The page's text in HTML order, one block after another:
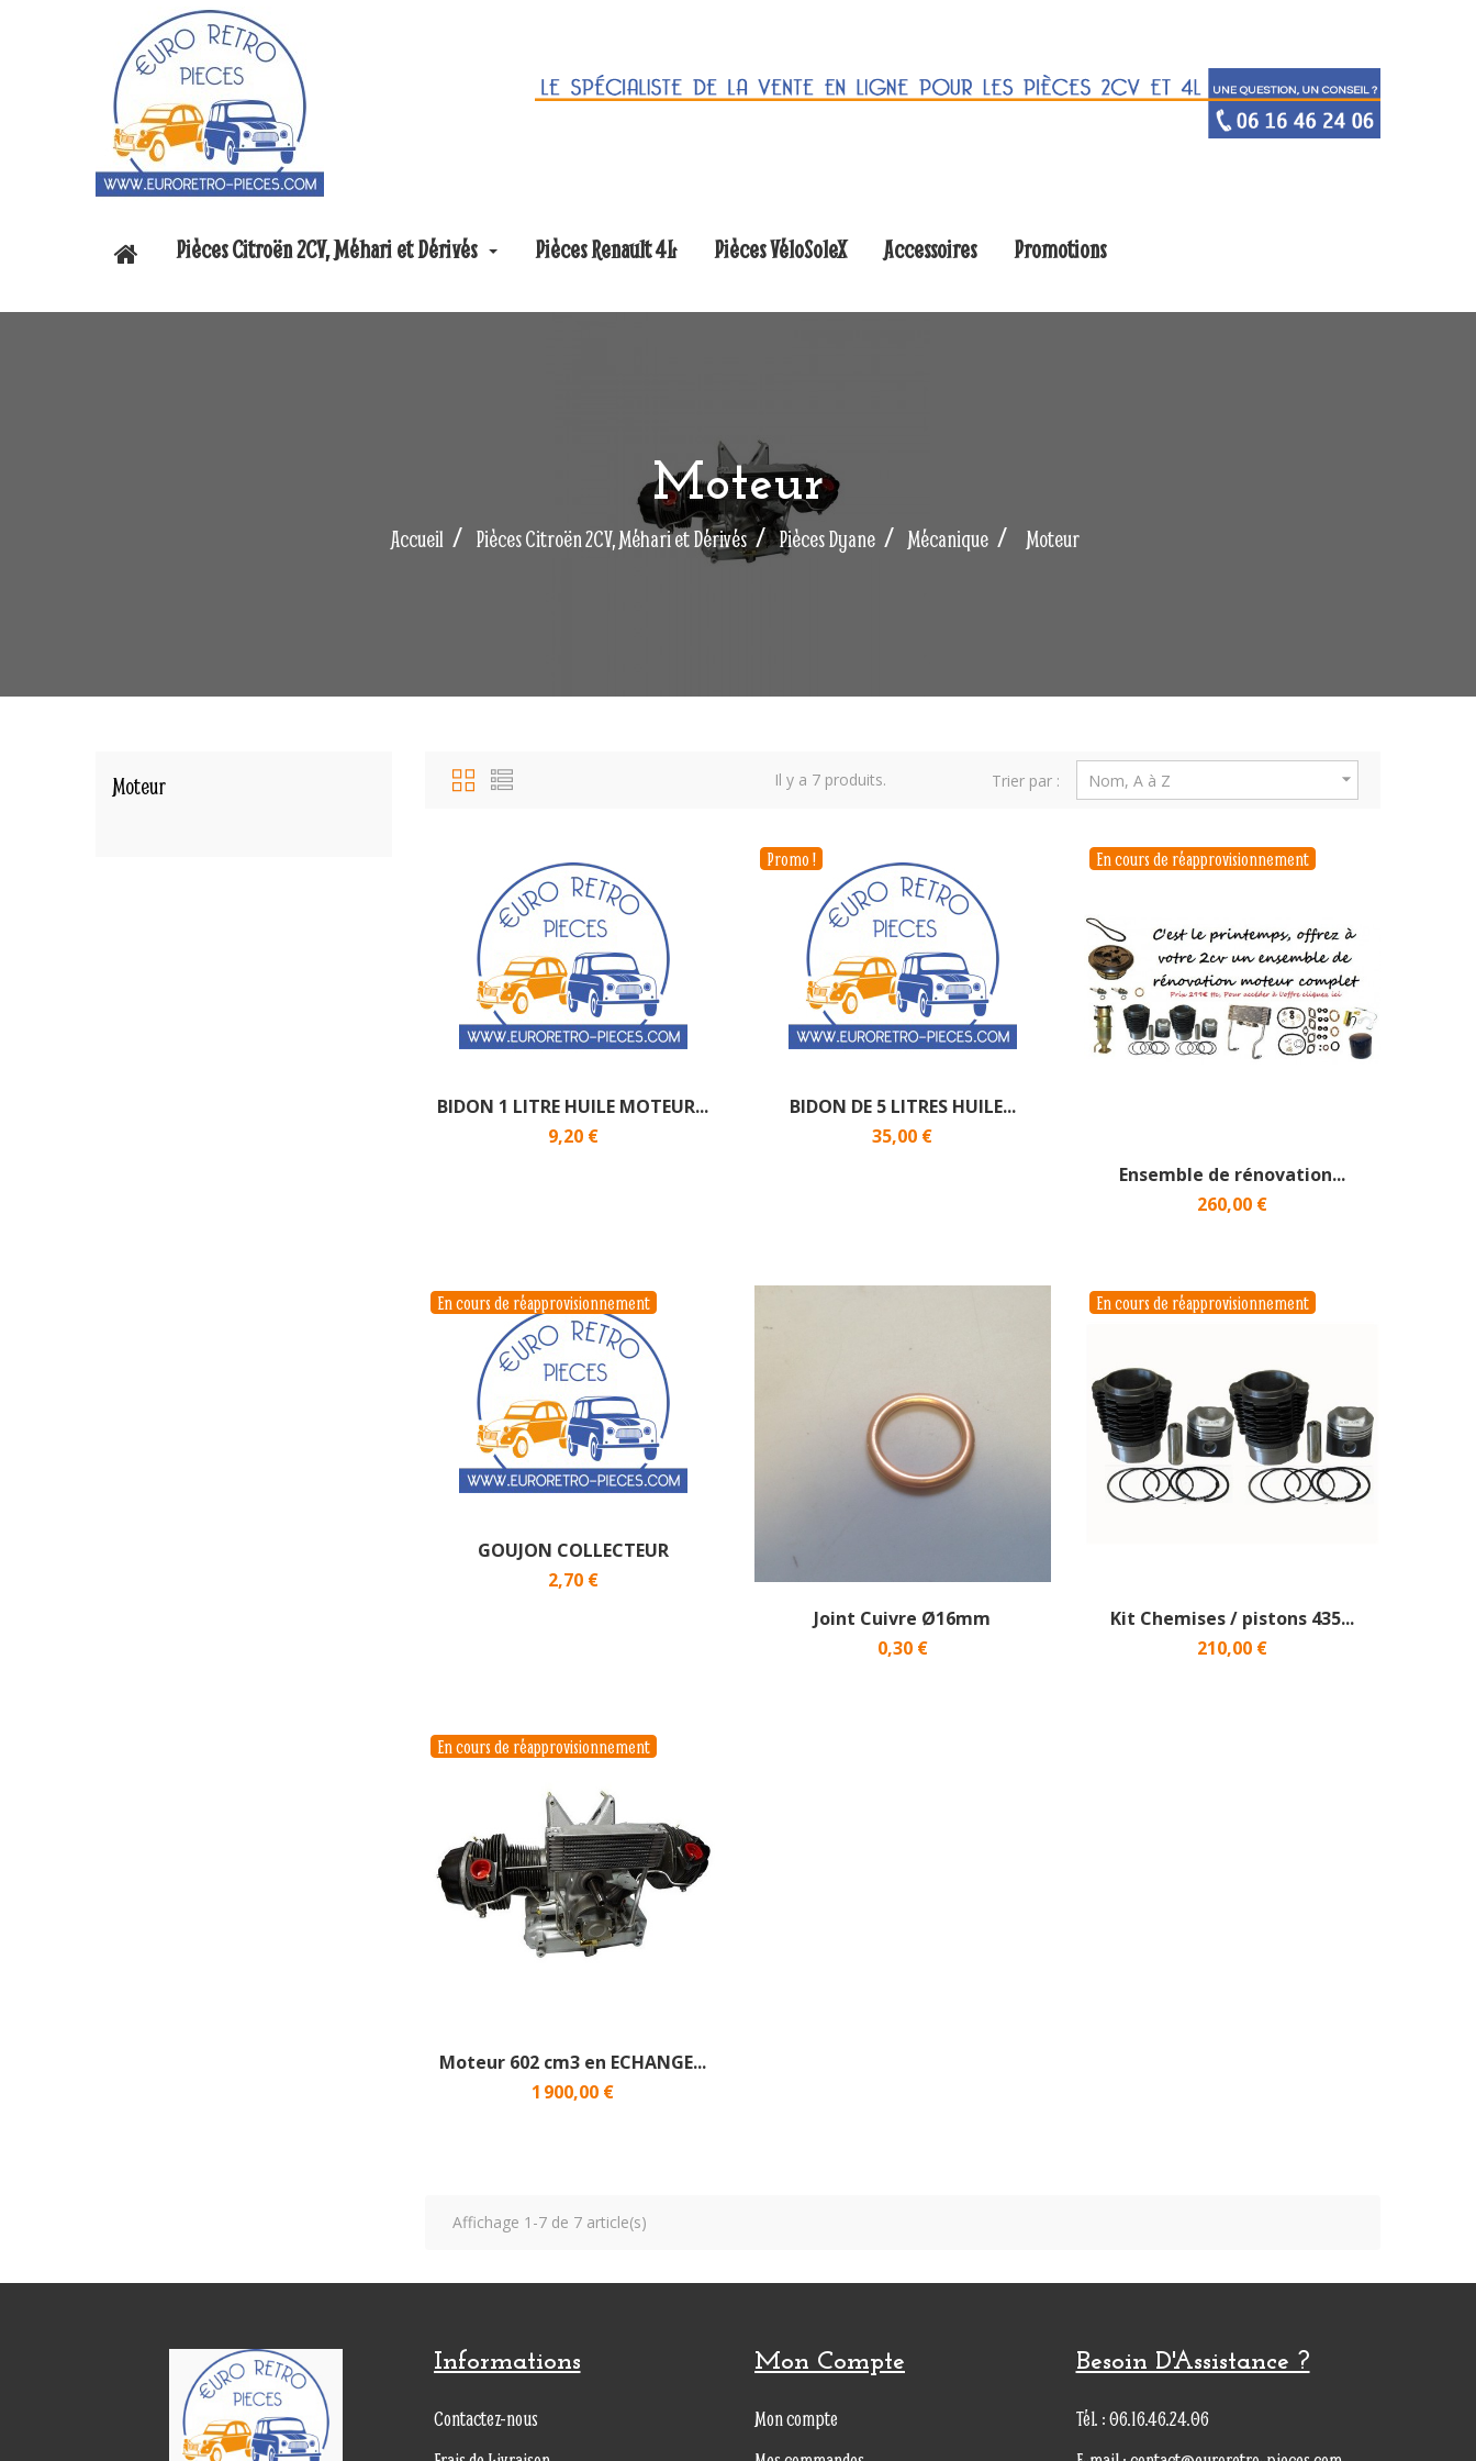
Pièces Citroën 2CV, Méhari et Dérivés Pièces Renault 4L Pièces VéloSoleX Accessoires Promotions
Moteur
Accueil Pièces Citroën 2CV, Méhari et Dérivés Pièces Dyane Mécanique Moteur
Moteur Il y a 7 produits. Trier par : Nom, A à Z 
BIDON 1 LITRE HUILE MOTEUR...
9,20 €
Promo !
BIDON DE 5 LITRES HUILE...
35,00 €
En cours de réapprovisionnement
Ensemble de rénovation...
260,00 €
En cours de réapprovisionnement
GOUJON COLLECTEUR
2,70 €
Joint Cuivre Ø16mm
0,30 €
En cours de réapprovisionnement
Kit Chemises / pistons 435...
210,00 €
En cours de réapprovisionnement
Moteur 602 cm3 en ECHANGE...
1 900,00 €
Affichage 1-7 de 7 article(s)
Informations
Contactez-nous
Mon Compte
Mon compte
Besoin D'Assistance ?
Tél. : 06.16.46.24.06